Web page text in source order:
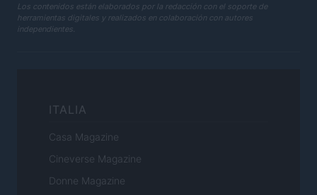
Los contenidos están elaborados por la redacción con el soporte de
herramientas digitales y realizados en colaboración con autores
independientes.
ITALIA
Casa Magazine
Cineverse Magazine
Donne Magazine